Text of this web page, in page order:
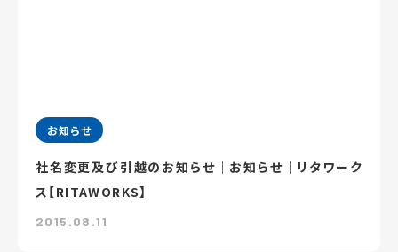
お知らせ
社名変更及び引越のお知らせ｜お知らせ｜リタワーク
ス【RITAWORKS】
2015.08.11